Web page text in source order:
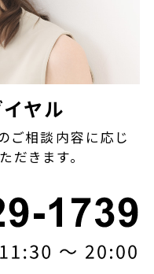
ヤル
ご相談内容に応じ
だきます。